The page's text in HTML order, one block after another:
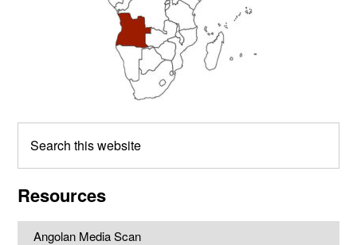
this
Resources
Angolan Media Scan